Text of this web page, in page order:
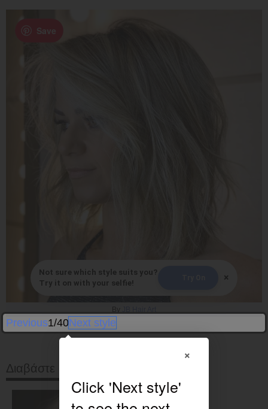
Save
Not sure which style suits you?
Try it on with your selfie!
×
Previous1/40Next style
Διαβάστε στη συνέχεια
×